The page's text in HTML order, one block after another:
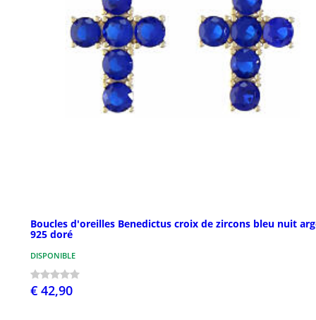
Boucles d'oreilles Benedictus croix de zircons bleu nuit
925 doré
DISPONIBLE
€ 42,90